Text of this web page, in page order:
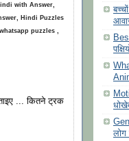
with Answer,
Hindi Puzzles
puzzles ,
... कितने ट्रक